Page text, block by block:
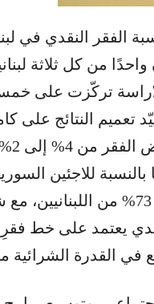
تركّزت على
تعميم النتائج على
في عكّار من 22% إلى 62%. أمّا
الفقر 87% وهناك فقرٌ متعدّد الأبعاد يشمل 73%
مؤشر الفقر النقدي يعتمد